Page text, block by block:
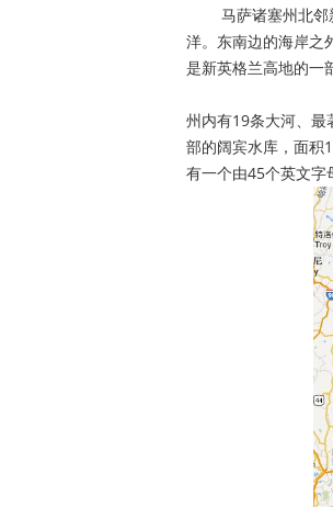
马萨诸塞州北邻新
洋。东南边的海岸之
是新英格兰高地的一
州内有19条大河、最
部的阔宾水库，面积
有一个由45个英文字